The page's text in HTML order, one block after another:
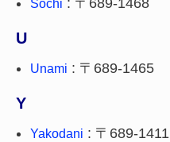
Sochi : 〒689-1468
U
Unami : 〒689-1465
Y
Yakodani : 〒689-1411